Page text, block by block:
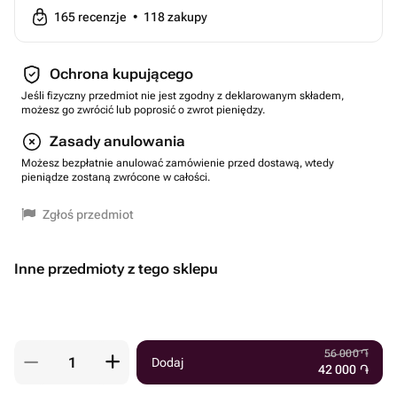
165 recenzje • 118zakupy
Ochrona kupującego
Jeśli fizyczny przedmiot nie jest zgodny z deklarowanym składem,
możesz go zwrócić lub poprosić o zwrot pieniędzy.
Zasady anulowania
Możesz bezpłatnie anulować zamówienie przed dostawą, wtedy
pieniądze zostaną zwrócone w całości.
Zgłoś przedmiot
Inne przedmioty z tego sklepu
Dodaj
56 000֏
42 000 ֏